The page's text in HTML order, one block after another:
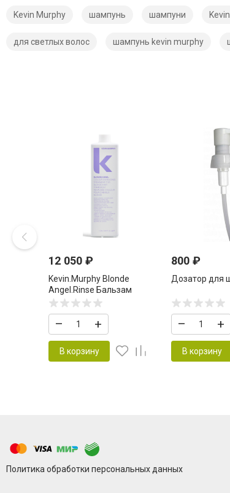
Kevin Murphy шампунь шампуни
для светлых волос шампунь kevin murphy
12 050 ₽
Kevin.Murphy Blonde
Angel.Rinse Бальзам
тонирующий для светлых
волос 1000 мл
– +
В корзину
800 ₽
Дозатор для
– +
В корзину
Политика обработки персональных данных